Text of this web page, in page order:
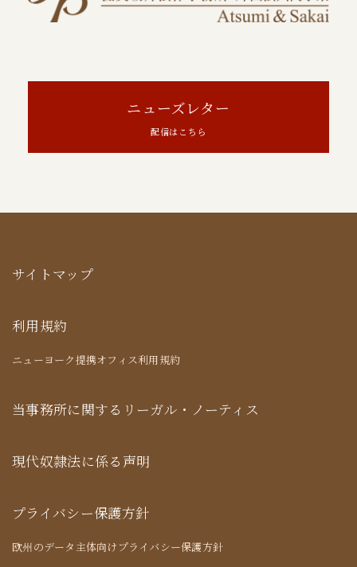
ニューズレター
配信はこちら
サイトマップ
利用規約
ニューヨーク提携オフィス利用規約
当事務所に関するリーガル・ノーティス
現代奴隷法に係る声明
プライバシー保護方針
欧州のデータ主体向けプライバシー保護方針